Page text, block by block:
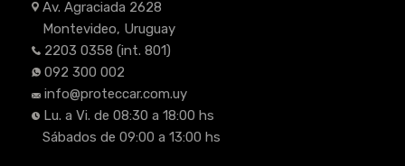
Av. Agraciada 2628
Montevideo, Uruguay
2203 0358 (int. 801)
092 300 002
info@proteccar.com.uy
Lu. a Vi. de 08:30 a 18:00 hs
Sábados de 09:00 a 13:00 hs